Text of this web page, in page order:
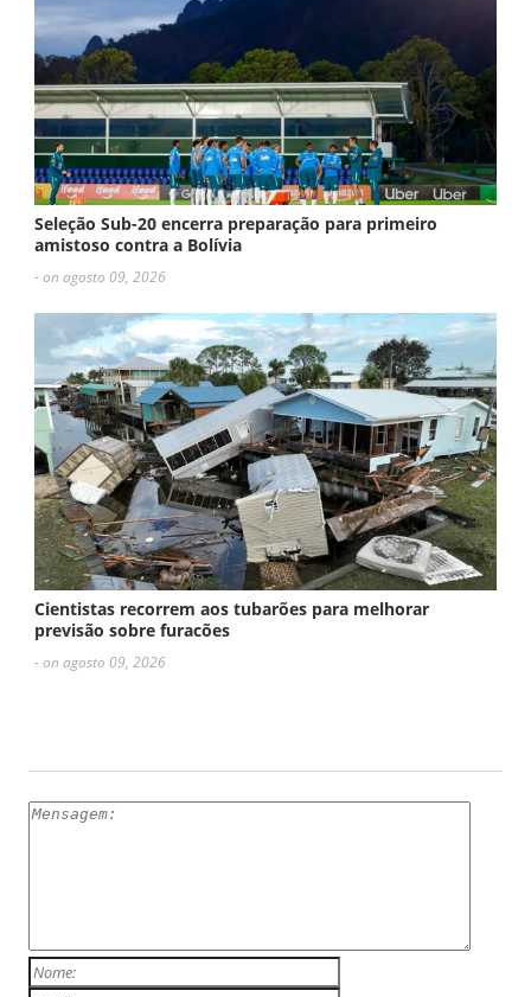
Seleção Sub-20 encerra preparação para primeiro
amistoso contra a Bolívia
- on agosto 09, 2026
Cientistas recorrem aos tubarões para melhorar
previsão sobre furacões
- on agosto 09, 2026